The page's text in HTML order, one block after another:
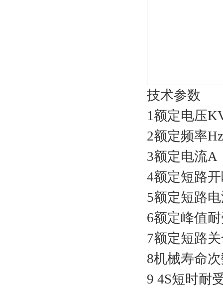
技术参数
1额定电压
2额定频率
3额定电流A
4额定短路
5额定短路
6额定峰值
7额定短路
8机械寿命
9 4S短时耐